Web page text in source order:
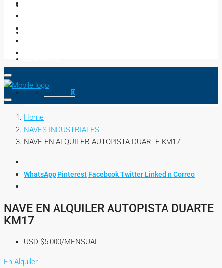
0
Home
NAVES INDUSTRIALES
NAVE EN ALQUILER AUTOPISTA DUARTE KM17
WhatsApp Pinterest FacebookTwitter LinkedIn Correo
NAVE EN ALQUILER AUTOPISTA DUARTE
KM17
USD $5,000/MENSUAL
En Alquiler